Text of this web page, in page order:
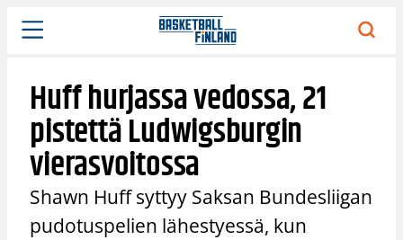
Siirry
sisältöön
Huff hurjassa vedossa, 21
pistettä Ludwigsburgin
vierasvoitossa
Shawn Huff syttyy Saksan Bundesliigan
pudotuspelien lähestyessä, kun